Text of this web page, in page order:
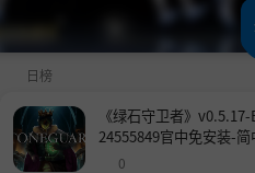
日榜
《绿石守卫者》
24555849官中免安装-简
0